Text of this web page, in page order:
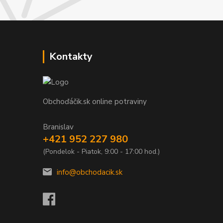
Kontakty
Obchoďáčik.sk online potraviny
Branislav
+421 952 227 980
(Pondelok - Piatok, 9:00 - 17:00 hod.)
info@obchodacik.sk